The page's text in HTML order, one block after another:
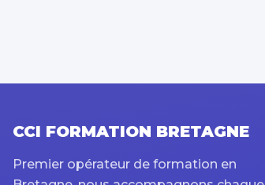
CCI FORMATION BRETAGNE
Premier opérateur de formation en